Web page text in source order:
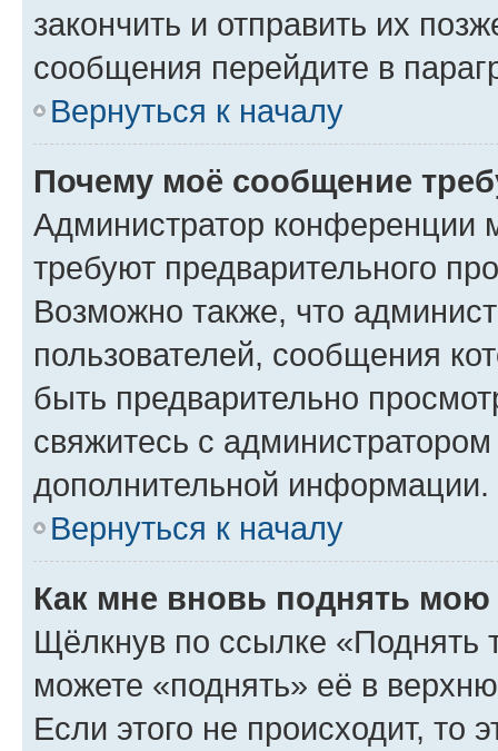
закончить и отправить их
сообщения перейдите в
Вернуться к началу
Почему моё сообщение
Администратор конференции
требуют предварительного
Возможно также, что
пользователей, сообщения
быть предварительно
свяжитесь с
дополнительной информации.
Вернуться к началу
Как мне вновь поднять мою
Щёлкнув по ссылке «Поднять
можете «поднять» её в
Если этого не происходит, то